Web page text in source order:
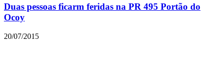
Duas pessoas ficarm feridas na PR 495 Portão do
Ocoy
20/07/2015